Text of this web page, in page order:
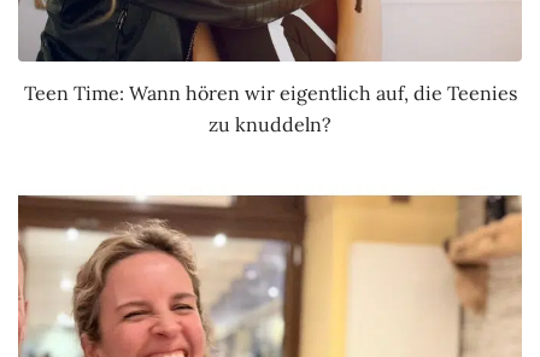
Teen Time: Wann hören wir eigentlich auf, die Teenies
zu knuddeln?